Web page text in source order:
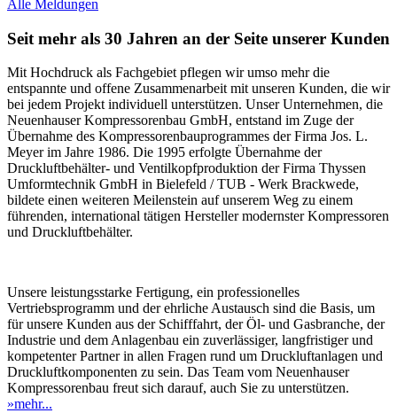
Alle Meldungen
Seit mehr als 30 Jahren an der Seite unserer Kunden
Mit Hochdruck als Fachgebiet pflegen wir umso mehr die
entspannte und offene Zusammenarbeit mit unseren Kunden, die wir
bei jedem Projekt individuell unterstützen. Unser Unternehmen, die
Neuenhauser Kompressorenbau GmbH, entstand im Zuge der
Übernahme des Kompressorenbauprogrammes der Firma Jos. L.
Meyer im Jahre 1986. Die 1995 erfolgte Übernahme der
Druckluftbehälter- und Ventilkopfproduktion der Firma Thyssen
Umformtechnik GmbH in Bielefeld / TUB - Werk Brackwede,
bildete einen weiteren Meilenstein auf unserem Weg zu einem
führenden, international tätigen Hersteller modernster Kompressoren
und Druckluftbehälter.
Unsere leistungsstarke Fertigung, ein professionelles
Vertriebsprogramm und der ehrliche Austausch sind die Basis, um
für unsere Kunden aus der Schifffahrt, der Öl- und Gasbranche, der
Industrie und dem Anlagenbau ein zuverlässiger, langfristiger und
kompetenter Partner in allen Fragen rund um Druckluftanlagen und
Druckluftkomponenten zu sein. Das Team vom Neuenhauser
Kompressorenbau freut sich darauf, auch Sie zu unterstützen.
»mehr...